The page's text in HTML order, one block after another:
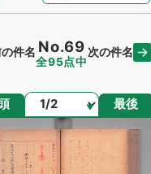
件名 No.69
全95点中
次の件名
ページ 最後